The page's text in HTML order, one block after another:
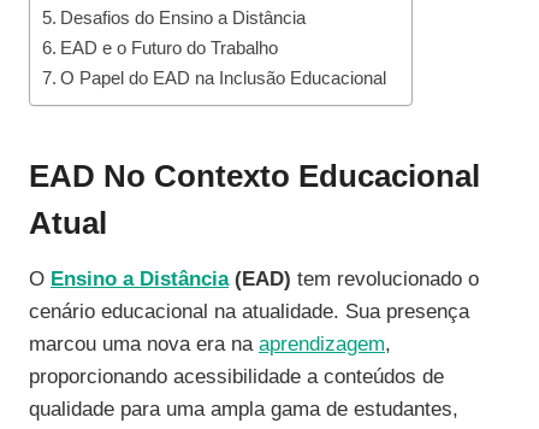
Desafios do Ensino a Distância
EAD e o Futuro do Trabalho
O Papel do EAD na Inclusão Educacional
EAD No Contexto Educacional
Atual
O Ensino a Distância(EAD) tem revolucionado o
cenário educacional na atualidade. Sua presença
marcou uma nova era na aprendizagem,
proporcionando acessibilidade a conteúdos de
qualidade para uma ampla gama de estudantes,